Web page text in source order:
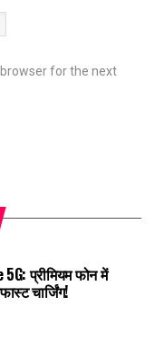
for the next
प्रीमियम फोन में
चार्जिंग!